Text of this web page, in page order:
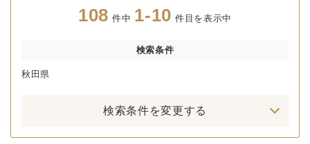
108 件中 1-10 件目を表示中
検索条件
秋田県
検索条件を変更する